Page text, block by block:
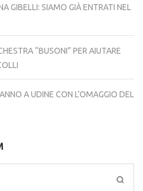
GIBELLI: SIAMO GIÀ ENTRATI NEL
“BUSONI” PER AIUTARE
A UDINE CON L’OMAGGIO DEL